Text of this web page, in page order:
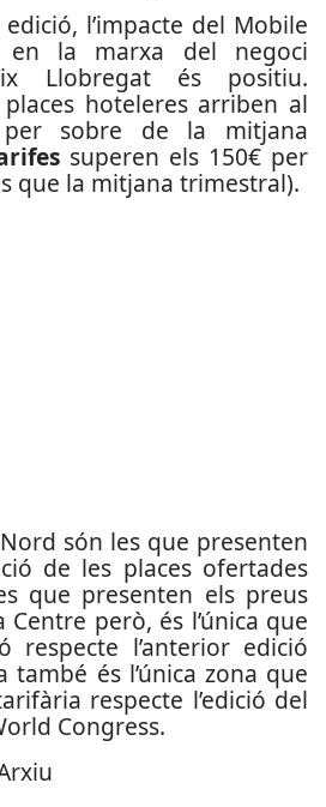
l’impacte del Mobile
en la marxa del negoci
Llobregat és positiu.
places hoteleres arriben al
sobre de la mitjana
superen els 150€ per
que la mitjana trimestral).
són les que presenten
de les places ofertades
que presenten els preus
Centre però, és l’única que
respecte l’anterior edició
també és l’única zona que
respecte l’edició del
Congress.